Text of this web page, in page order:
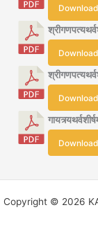
Download
Download
Download
Download
Copyright © 2026